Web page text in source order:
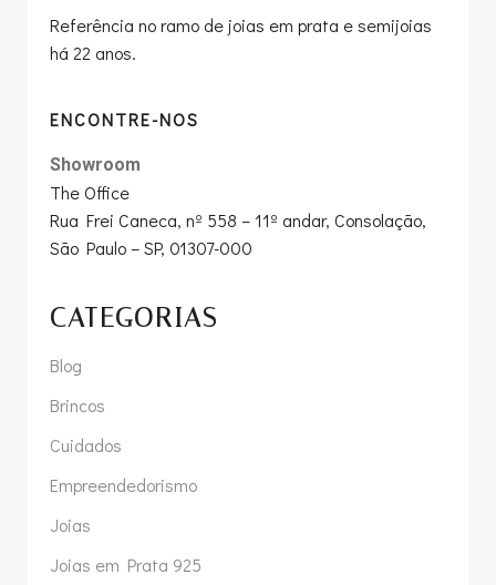
Referência no ramo de joias em prata e semijoias
há 22 anos.
ENCONTRE-NOS
Showroom
The Office
Rua Frei Caneca, nº 558 – 11º andar, Consolação,
São Paulo – SP, 01307-000
CATEGORIAS
Blog
Brincos
Cuidados
Empreendedorismo
Joias
Joias em Prata 925